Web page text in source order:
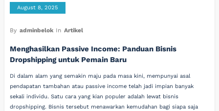
August 8, 2025
By adminbelok In Artikel
Menghasilkan Passive Income: Panduan Bisnis
Dropshipping untuk Pemain Baru
Di dalam alam yang semakin maju pada masa kini, mempunyai asal
pendapatan tambahan atau passive income telah jadi impian banyak
sekali individu. Satu cara yang kian populer adalah lewat bisnis
dropshipping. Bisnis tersebut menawarkan kemudahan bagi siapa saja